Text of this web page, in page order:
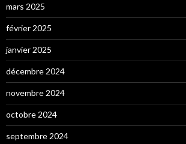
mars 2025
février 2025
janvier 2025
décembre 2024
novembre 2024
octobre 2024
septembre 2024